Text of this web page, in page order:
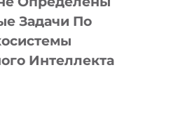
Задачи По
Интеллекта